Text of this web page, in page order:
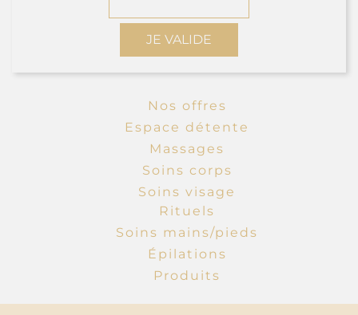
JE VALIDE
Nos offres
Espace détente
Massages
Soins corps
Soins visage
Rituels
Soins mains/pieds
Épilations
Produits